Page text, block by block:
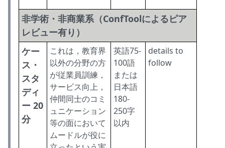
非学術・非商業系（ConfToolによるピア
レビュー有り）
ケー
ス・
スタ
ディ
ー 20
分
これは，教育界
以外の分野の方
が従業員訓練，
サービス向上，
仲間同士のコミ
ュニケーション
等の面において
ムードルが役に
英語75-
100語
または
日本語
180-
250字
以内
details to
follow